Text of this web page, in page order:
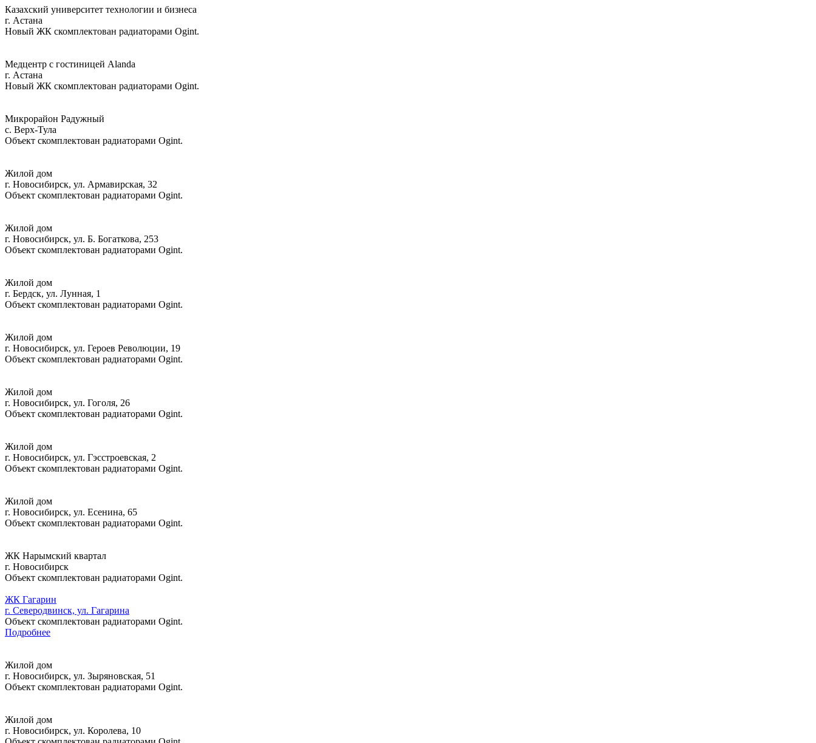
Казахский университет технологии и бизнеса
г. Астана
Новый ЖК скомплектован радиаторами Ogint.
Медцентр с гостиницей Alanda
г. Астана
Новый ЖК скомплектован радиаторами Ogint.
Микрорайон Радужный
с. Верх-Тула
Объект скомплектован радиаторами Ogint.
Жилой дом
г. Новосибирск, ул. Армавирская, 32
Объект скомплектован радиаторами Ogint.
Жилой дом
г. Новосибирск, ул. Б. Богаткова, 253
Объект скомплектован радиаторами Ogint.
Жилой дом
г. Бердск, ул. Лунная, 1
Объект скомплектован радиаторами Ogint.
Жилой дом
г. Новосибирск, ул. Героев Революции, 19
Объект скомплектован радиаторами Ogint.
Жилой дом
г. Новосибирск, ул. Гоголя, 26
Объект скомплектован радиаторами Ogint.
Жилой дом
г. Новосибирск, ул. Гэсстроевская, 2
Объект скомплектован радиаторами Ogint.
Жилой дом
г. Новосибирск, ул. Есенина, 65
Объект скомплектован радиаторами Ogint.
ЖК Нарымский квартал
г. Новосибирск
Объект скомплектован радиаторами Ogint.
ЖК Гагарин
г. Северодвинск, ул. Гагарина
Объект скомплектован радиаторами Ogint.
Подробнее
Жилой дом
г. Новосибирск, ул. Зыряновская, 51
Объект скомплектован радиаторами Ogint.
Жилой дом
г. Новосибирск, ул. Королева, 10